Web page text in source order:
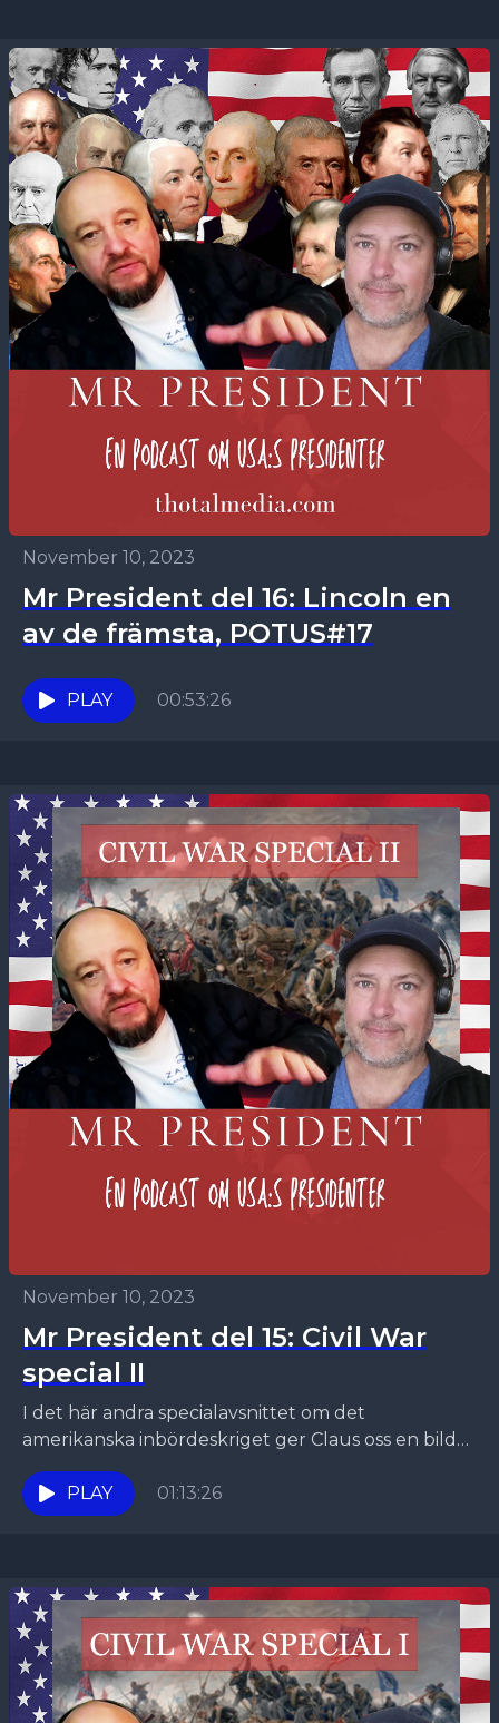
November 10, 2023
Mr President del 16: Lincoln en
av de främsta, POTUS#17
PLAY 00:53:26
November 10, 2023
Mr President del 15: Civil War
special II
I det här andra specialavsnittet om det
amerikanska inbördeskriget ger Claus oss en bild
av själva kriget och hur det slutade. Effekterna av
kriget...PLAY 01:13:26